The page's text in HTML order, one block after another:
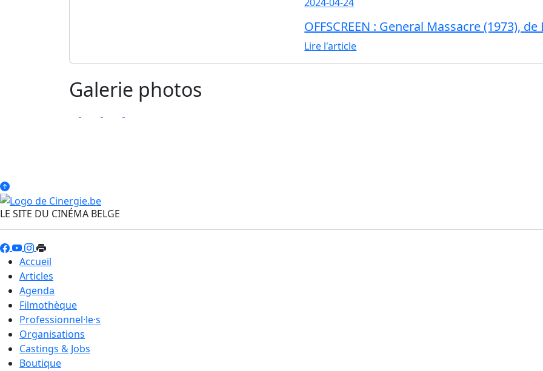
OFFSCREEN : General Massacre (1973),
Lire l'article
Galerie photos
LE SITE DU CINÉMA BELGE
Accueil
Articles
Agenda
Filmothèque
Professionnel·le·s
Organisations
Castings & Jobs
Boutique